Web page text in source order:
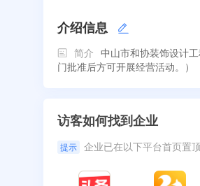
介绍信息
简介
中山市和协装饰设计
门批准后方可开展经营活动。）
访客如何找到企业
提示 企业已在以下平台首页置